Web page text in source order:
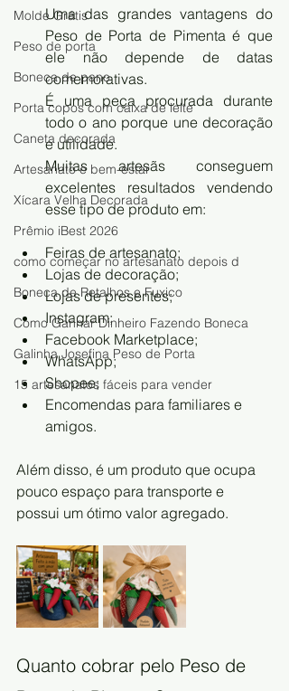
Molde Grátis
Peso de porta
Boneca de pano
Porta copos com caixa de leite
Caneta decorada
Artesanato e bem-estar
Xícara Velha Decorada
Prêmio iBest 2026
como começar no artesanato depois d
Boneca de Retalhos e Fuxico
Como Ganhar Dinheiro Fazendo Boneca
Galinha Josefina Peso de Porta
15 artesanatos fáceis para vender
Uma das grandes vantagens do
Peso de Porta de Pimenta é que
ele não depende de datas
comemorativas.
É uma peça procurada durante
todo o ano porque une decoração
e utilidade.
Muitas artesãs conseguem
excelentes resultados vendendo
esse tipo de produto em:
Feiras de artesanato;
Lojas de decoração;
Lojas de presentes;
Instagram;
Facebook Marketplace;
WhatsApp;
Shopee;
Encomendas para familiares e
amigos.
Além disso, é um produto que ocupa
pouco espaço para transporte e
possui um ótimo valor agregado.
Quanto cobrar pelo Peso de